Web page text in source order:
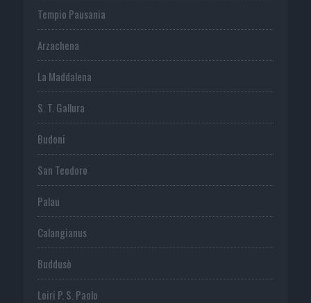
Tempio Pausania
Arzachena
La Maddalena
S. T. Gallura
Budoni
San Teodoro
Palau
Calangianus
Buddusò
Loiri P. S. Paolo